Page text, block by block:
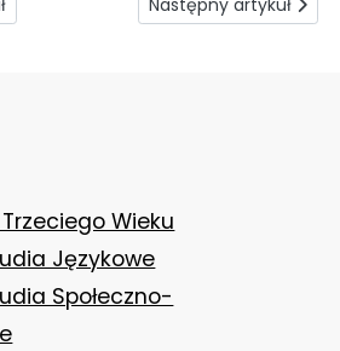
Następny artykuł
Wieku
Językowe
Społeczno-